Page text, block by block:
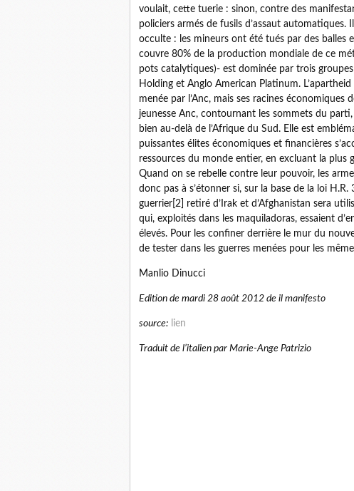
voulait, cette tuerie : sinon, contre des
policiers armés de fusils d’assaut
occulte : les mineurs ont été tués par des balles
couvre 80% de la production mondiale de ce
pots catalytiques)- est dominée par trois
Holding et Anglo American Platinum.
menée par l’Anc, mais ses racines économiques
jeunesse Anc, contournant les sommets du
bien au-delà de l’Afrique du Sud. Elle est
puissantes élites économiques et financières
ressources du monde entier, en excluant la plus
Quand on se rebelle contre leur pouvoir, les
donc pas à s’étonner si, sur la base de la loi
guerrier[2] retiré d’Irak et d’Afghanistan sera
qui, exploités dans les maquiladoras, essaient
élevés. Pour les confiner derrière le mur du
de tester dans les guerres menées pour les
Manlio Dinucci
Edition de mardi 28 août 2012 de il manifesto
source: lien
Traduit de l’italien par Marie-Ange Patrizio